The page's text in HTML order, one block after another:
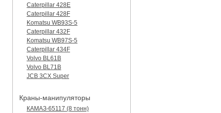
Caterpillar 428E
Caterpillar 428F
Komatsu WB93S-5
Caterpillar 432F
Komatsu WB97S-5
Caterpillar 434F
Volvo BL61B
Volvo BL71B
JCB 3CX Super
Краны-манипуляторы
КАМАЗ-65117 (8 тонн)